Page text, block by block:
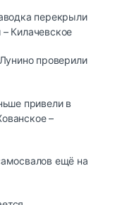
перекрыли
Килачевское
проверили
привели в
–
ещё на